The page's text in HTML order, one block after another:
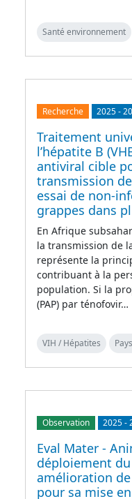
Santé environnement
Recherche 2025-
Traitement
l’hépatite B
antiviral cible
transmission
essai de non-
grappes dans
En Afrique
la transmission de
représente la
contribuant à la
population. Si la
(PAP) par ténofovir…
VIH / Hépatites
Observation 2025-
Eval Mater -
déploiement
amélioration
pour sa mise